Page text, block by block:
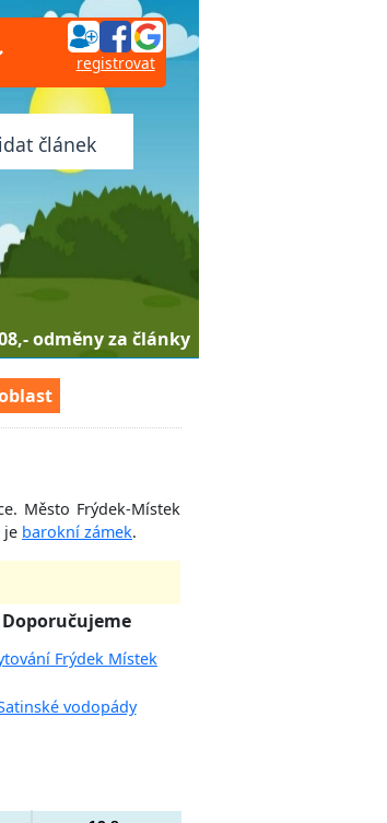
registrovat
článek
odměny za články
Město Frýdek-Místek
je barokní zámek.
Doporučujeme
Frýdek Místek
vodopády